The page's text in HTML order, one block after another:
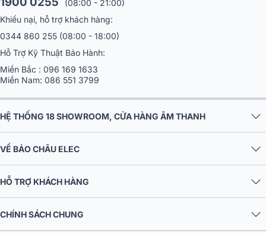
(08:00 - 21:00)
Khiếu nại, hỗ trợ khách hàng:
0344 860 255 (08:00 - 18:00)
Hỗ Trợ Kỹ Thuật Bảo Hành:
Miền Bắc : 096 169 1633
Miền Nam: 086 551 3799
HỆ THỐNG 18 SHOWROOM, CỬA HÀNG ÂM THANH
VỀ BẢO CHÂU ELEC
HỖ TRỢ KHÁCH HÀNG
CHÍNH SÁCH CHUNG